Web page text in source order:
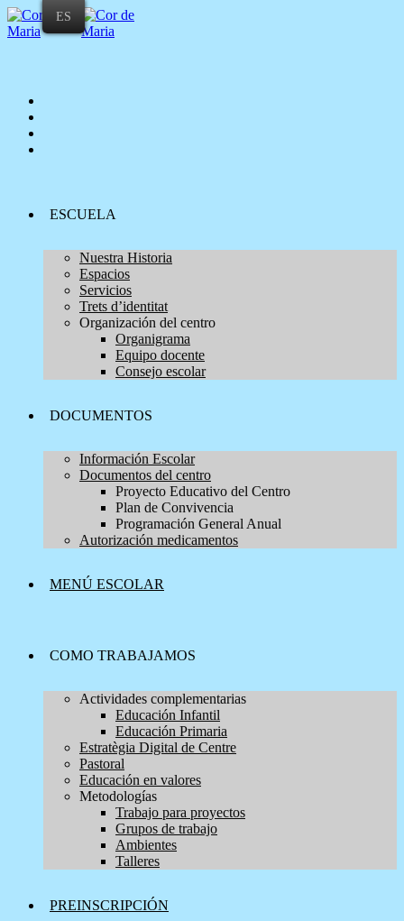
ESCUELA
Nuestra Historia
Espacios
Servicios
Trets d’identitat
Organización del centro
Organigrama
Equipo docente
Consejo escolar
DOCUMENTOS
Información Escolar
Documentos del centro
Proyecto Educativo del Centro
Plan de Convivencia
Programación General Anual
Autorización medicamentos
MENÚ ESCOLAR
COMO TRABAJAMOS
Actividades complementarias
Educación Infantil
Educación Primaria
Estratègia Digital de Centre
Pastoral
Educación en valores
Metodologías
Trabajo para proyectos
Grupos de trabajo
Ambientes
Talleres
PREINSCRIPCIÓN
ES